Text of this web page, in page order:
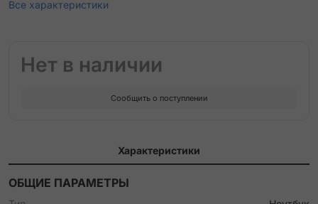
Все характеристики
Нет в наличии
Сообщить о поступлении
Характеристики
ОБЩИЕ ПАРАМЕТРЫ